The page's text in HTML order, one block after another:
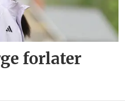
forlater